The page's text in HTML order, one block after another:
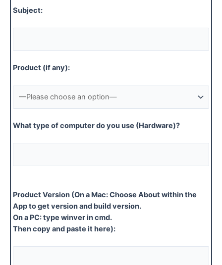
Subject:
Product (if any):
What type of computer do you use (Hardware)?
Product Version (On a Mac: Choose About within the
App to get version and build version.
On a PC: type winver in cmd.
Then copy and paste it here):